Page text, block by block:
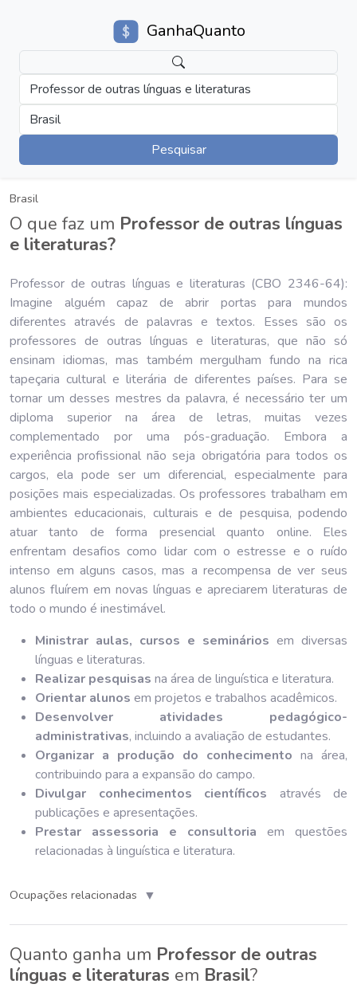
GanhaQuanto
Professor de outras línguas e literaturas
Brasil
Pesquisar
Brasil
O que faz um Professor de outras línguas
e literaturas?
Professor de outras línguas e literaturas (CBO 2346-64):
Imagine alguém capaz de abrir portas para mundos
diferentes através de palavras e textos. Esses são os
professores de outras línguas e literaturas, que não só
ensinam idiomas, mas também mergulham fundo na rica
tapeçaria cultural e literária de diferentes países. Para se
tornar um desses mestres da palavra, é necessário ter um
diploma superior na área de letras, muitas vezes
complementado por uma pós-graduação. Embora a
experiência profissional não seja obrigatória para todos os
cargos, ela pode ser um diferencial, especialmente para
posições mais especializadas. Os professores trabalham em
ambientes educacionais, culturais e de pesquisa, podendo
atuar tanto de forma presencial quanto online. Eles
enfrentam desafios como lidar com o estresse e o ruído
intenso em alguns casos, mas a recompensa de ver seus
alunos fluírem em novas línguas e apreciarem literaturas de
todo o mundo é inestimável.
Ministrar aulas, cursos e seminários em diversas
línguas e literaturas.
Realizar pesquisas na área de linguística e literatura.
Orientar alunos em projetos e trabalhos acadêmicos.
Desenvolver atividades pedagógico-
administrativas, incluindo a avaliação de estudantes.
Organizar a produção do conhecimento na área,
contribuindo para a expansão do campo.
Divulgar conhecimentos científicos através de
publicações e apresentações.
Prestar assessoria e consultoria em questões
relacionadas à linguística e literatura.
Ocupações relacionadas ▼
Quanto ganha um Professor de outras
línguas e literaturas em Brasil?